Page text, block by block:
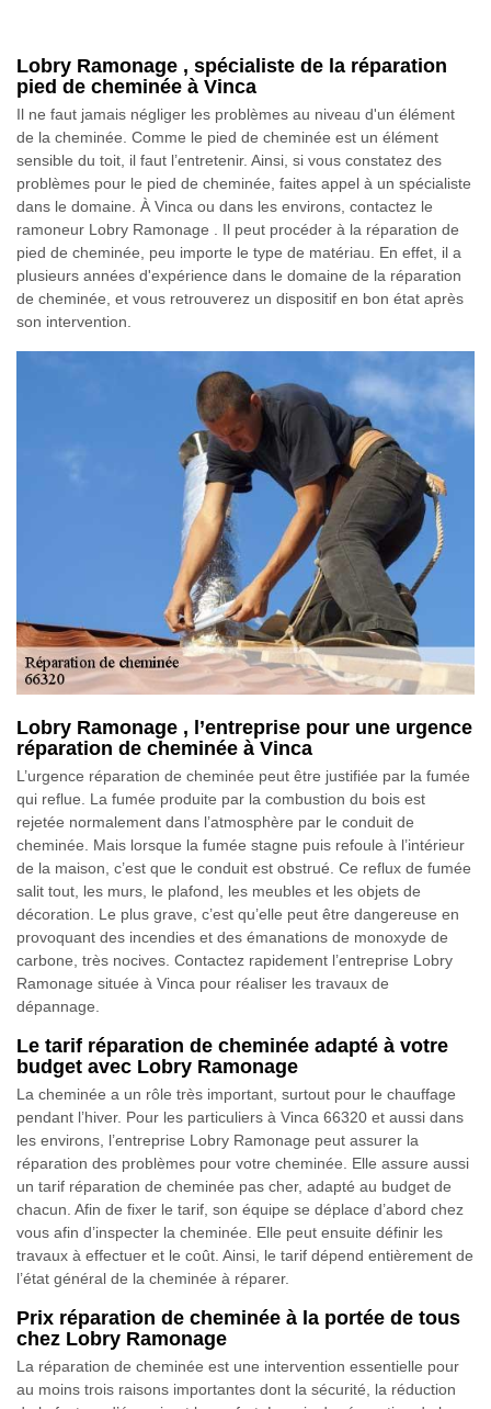
Lobry Ramonage , spécialiste de la réparation
pied de cheminée à Vinca
Il ne faut jamais négliger les problèmes au niveau d'un élément
de la cheminée. Comme le pied de cheminée est un élément
sensible du toit, il faut l’entretenir. Ainsi, si vous constatez des
problèmes pour le pied de cheminée, faites appel à un spécialiste
dans le domaine. À Vinca ou dans les environs, contactez le
ramoneur Lobry Ramonage . Il peut procéder à la réparation de
pied de cheminée, peu importe le type de matériau. En effet, il a
plusieurs années d'expérience dans le domaine de la réparation
de cheminée, et vous retrouverez un dispositif en bon état après
son intervention.
Lobry Ramonage , l’entreprise pour une urgence
réparation de cheminée à Vinca
L’urgence réparation de cheminée peut être justifiée par la fumée
qui reflue. La fumée produite par la combustion du bois est
rejetée normalement dans l’atmosphère par le conduit de
cheminée. Mais lorsque la fumée stagne puis refoule à l’intérieur
de la maison, c’est que le conduit est obstrué. Ce reflux de fumée
salit tout, les murs, le plafond, les meubles et les objets de
décoration. Le plus grave, c’est qu’elle peut être dangereuse en
provoquant des incendies et des émanations de monoxyde de
carbone, très nocives. Contactez rapidement l’entreprise Lobry
Ramonage située à Vinca pour réaliser les travaux de
dépannage.
Le tarif réparation de cheminée adapté à votre
budget avec Lobry Ramonage
La cheminée a un rôle très important, surtout pour le chauffage
pendant l’hiver. Pour les particuliers à Vinca 66320 et aussi dans
les environs, l’entreprise Lobry Ramonage peut assurer la
réparation des problèmes pour votre cheminée. Elle assure aussi
un tarif réparation de cheminée pas cher, adapté au budget de
chacun. Afin de fixer le tarif, son équipe se déplace d’abord chez
vous afin d’inspecter la cheminée. Elle peut ensuite définir les
travaux à effectuer et le coût. Ainsi, le tarif dépend entièrement de
l’état général de la cheminée à réparer.
Prix réparation de cheminée à la portée de tous
chez Lobry Ramonage
La réparation de cheminée est une intervention essentielle pour
au moins trois raisons importantes dont la sécurité, la réduction